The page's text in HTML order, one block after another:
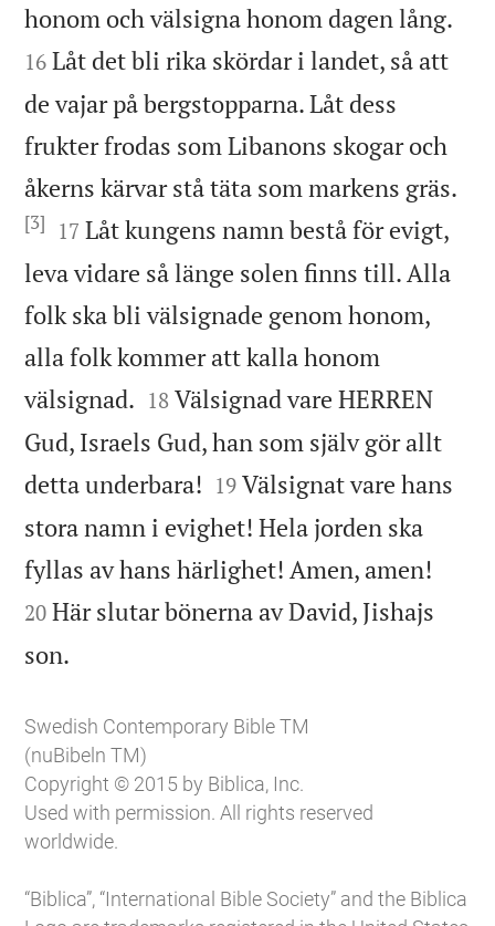
honom och välsigna honom dagen lång.
16 Låt det bli rika skördar i landet, så att
de vajar på bergstopparna. Låt dess
frukter frodas som Libanons skogar och
åkerns kärvar stå täta som markens gräs.
[3] 

17 Låt kungens namn bestå för evigt,
leva vidare så länge solen finns till. Alla
folk ska bli välsignade genom honom,
alla folk kommer att kalla honom
välsignad. 

18 Välsignad vare HERREN
Gud, Israels Gud, han som själv gör allt
detta underbara! 

19 Välsignat vare hans
stora namn i evighet! Hela jorden ska
fyllas av hans härlighet! Amen, amen!
20 Här slutar bönerna av David, Jishajs
son.
Swedish Contemporary Bible TM
(nuBibeln TM)
Copyright © 2015 by Biblica, Inc.
Used with permission. All rights reserved
worldwide.
“Biblica”, “International Bible Society” and the Biblica